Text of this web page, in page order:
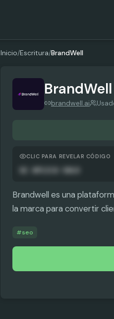
Inicio/Escritura/BrandWell
BrandWell
brandwell.ai
CLIC PARA REVELAR CÓDIGO
Brandwell es una
la marca para convertir
#seo